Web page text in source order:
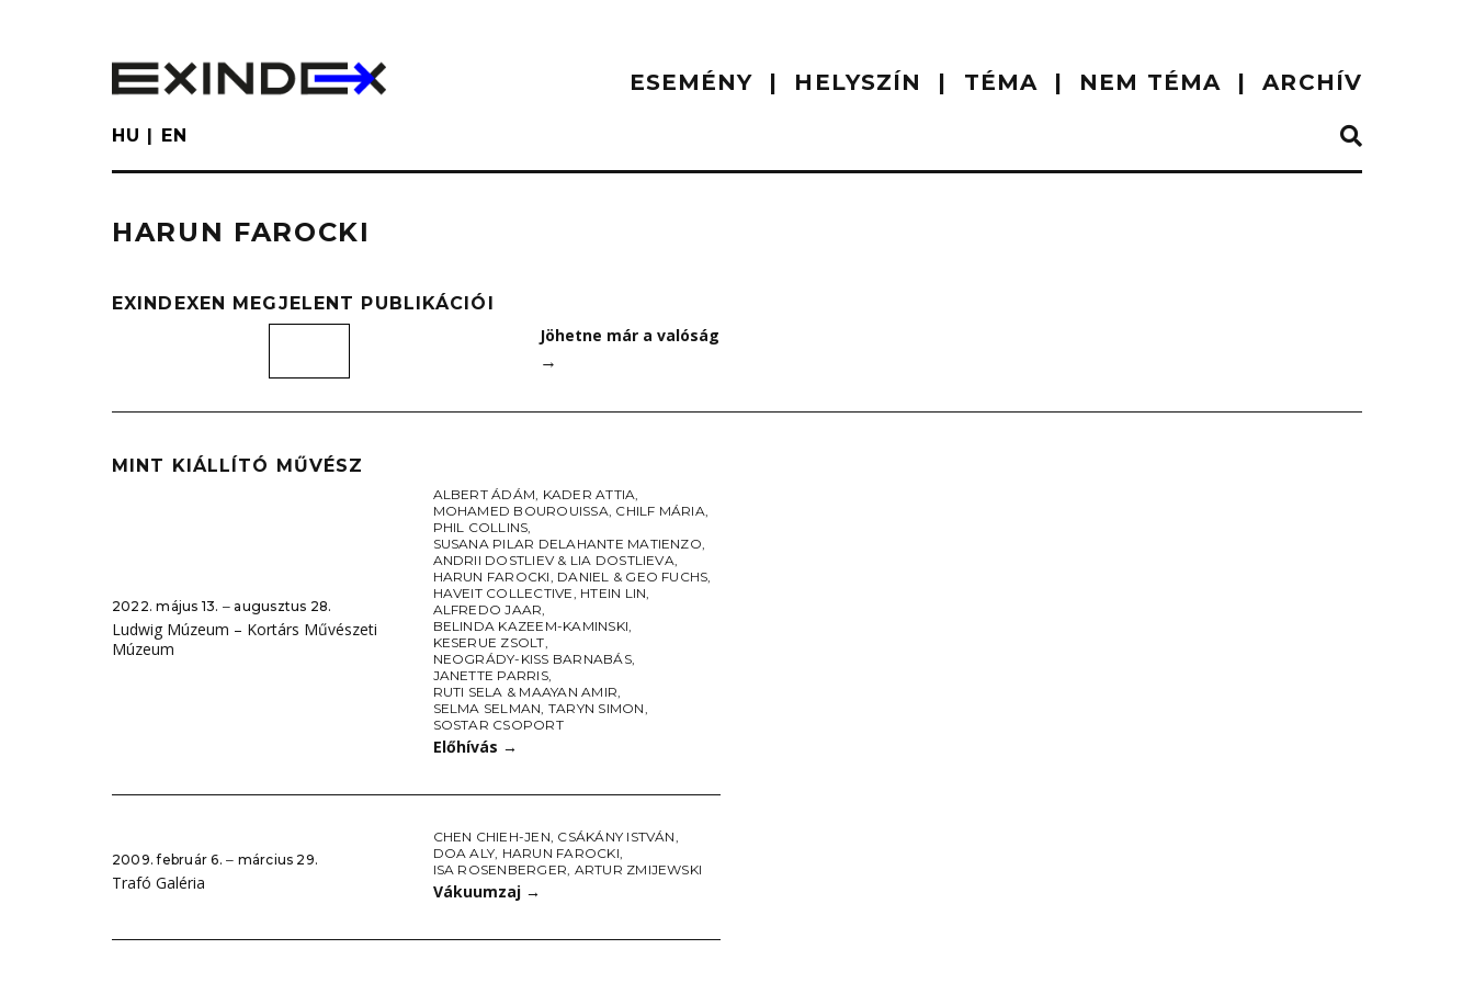
ESEMÉNY HELYSZÍN TÉMA NEM TÉMA ARCHÍV
HU EN
HARUN FAROCKI
EXINDEXEN MEGJELENT PUBLIKÁCIÓI
Jöhetne már a valóság
→
MINT KIÁLLÍTÓ MŰVÉSZ
2022. május 13. ‒ augusztus 28.
Ludwig Múzeum – Kortárs Művészeti
Múzeum
ALBERT ÁDÁM, KADER ATTIA,
MOHAMED BOUROUISSA, CHILF MÁRIA,
PHIL COLLINS,
SUSANA PILAR DELAHANTE MATIENZO,
ANDRII DOSTLIEV & LIA DOSTLIEVA,
HARUN FAROCKI, DANIEL & GEO FUCHS,
HAVEIT COLLECTIVE, HTEIN LIN,
ALFREDO JAAR,
BELINDA KAZEEM-KAMINSKI,
KESERUE ZSOLT,
NEOGRÁDY-KISS BARNABÁS,
JANETTE PARRIS,
RUTI SELA & MAAYAN AMIR,
SELMA SELMAN, TARYN SIMON,
SOSTAR CSOPORT
Előhívás →
2009. február 6. ‒ március 29.
Trafó Galéria
CHEN CHIEH-JEN, CSÁKÁNY ISTVÁN,
DOA ALY, HARUN FAROCKI,
ISA ROSENBERGER, ARTUR ZMIJEWSKI
Vákuumzaj →